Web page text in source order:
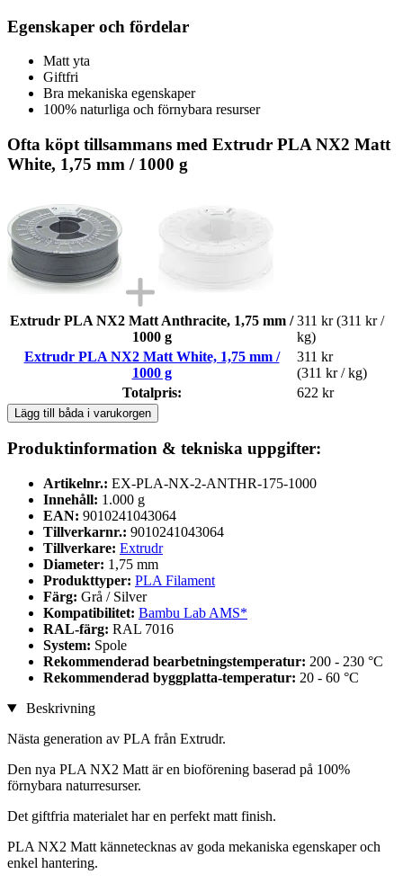
Egenskaper och fördelar
Matt yta
Giftfri
Bra mekaniska egenskaper
100% naturliga och förnybara resurser
Ofta köpt tillsammans med Extrudr PLA NX2 Matt
White, 1,75 mm / 1000 g
Extrudr PLA NX2 Matt Anthracite, 1,75 mm /
1000 g
311 kr (311 kr /
kg)
Extrudr PLA NX2 Matt White, 1,75 mm /
1000 g
311 kr
(311 kr / kg)
Totalpris:
622 kr
Lägg till båda i varukorgen
Produktinformation & tekniska uppgifter:
Artikelnr.: EX-PLA-NX-2-ANTHR-175-1000
Innehåll: 1.000 g
EAN: 9010241043064
Tillverkarnr.: 9010241043064
Tillverkare: Extrudr
Diameter: 1,75 mm
Produkttyper: PLA Filament
Färg: Grå / Silver
Kompatibilitet: Bambu Lab AMS*
RAL-färg: RAL 7016
System: Spole
Rekommenderad bearbetningstemperatur: 200 - 230 °C
Rekommenderad byggplatta-temperatur: 20 - 60 °C
Beskrivning
Nästa generation av PLA från Extrudr.
Den nya PLA NX2 Matt är en bioförening baserad på 100%
förnybara naturresurser.
Det giftfria materialet har en perfekt matt finish.
PLA NX2 Matt kännetecknas av goda mekaniska egenskaper och
enkel hantering.